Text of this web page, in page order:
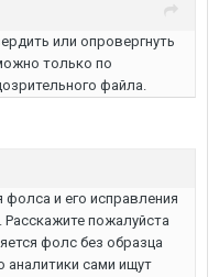
или опровергнуть
только по
файла.
и его исправления
пожалуйста
фолс без образца
аналитики сами ищут